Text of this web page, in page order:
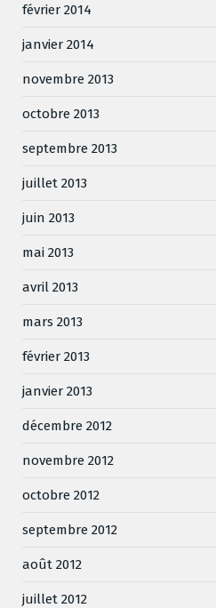
février 2014
janvier 2014
novembre 2013
octobre 2013
septembre 2013
juillet 2013
juin 2013
mai 2013
avril 2013
mars 2013
février 2013
janvier 2013
décembre 2012
novembre 2012
octobre 2012
septembre 2012
août 2012
juillet 2012